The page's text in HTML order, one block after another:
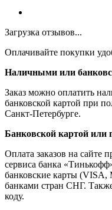
Загрузка отзывов...
Оплачивайте покупки
Наличными или
Заказ можно оплатить
банковской картой при
Санкт-Петербурге.
Банковской картой или
Оплата заказов на сайте
сервиса банка
банковские карты
банками стран СНГ.
коду.